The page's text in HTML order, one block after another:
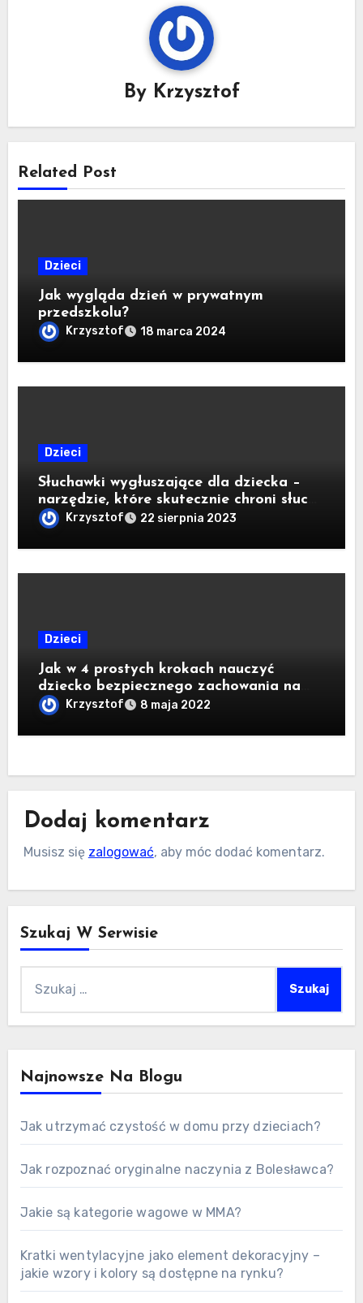
By Krzysztof
Related Post
Dzieci
Jak wygląda dzień w prywatnym
przedszkolu?
Krzysztof 18 marca 2024
Dzieci
Słuchawki wygłuszające dla dziecka –
narzędzie, które skutecznie chroni słuch
Twojego maluszka
Krzysztof 22 sierpnia 2023
Dzieci
Jak w 4 prostych krokach nauczyć
dziecko bezpiecznego zachowania na
drodze?Krzysztof 8 maja 2022
Dodaj komentarz
Musisz się zalogować, aby móc dodać komentarz.
Szukaj W Serwisie
Najnowsze Na Blogu
Jak utrzymać czystość w domu przy dzieciach?
Jak rozpoznać oryginalne naczynia z Bolesławca?
Jakie są kategorie wagowe w MMA?
Kratki wentylacyjne jako element dekoracyjny –
jakie wzory i kolory są dostępne na rynku?